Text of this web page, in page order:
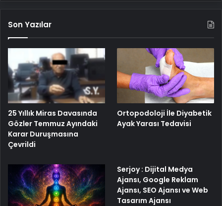
Son Yazılar
25 Yıllık Miras Davasında
Gözler Temmuz Ayındaki
Karar Duruşmasına
Çevrildi
Ortopodoloji İle Diyabetik
Ayak Yarası Tedavisi
Serjoy : Dijital Medya
Ajansı, Google Reklam
Ajansı, SEO Ajansı ve Web
Tasarım Ajansı